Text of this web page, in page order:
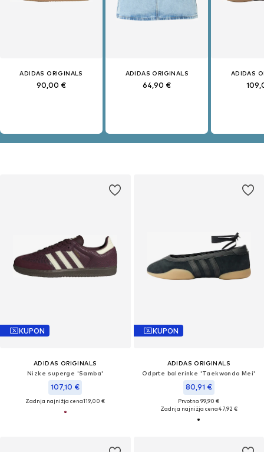
KUPON
ADIDAS ORIGINALS
Nizke superge 'Samba'
107,10 €
Zadnja najnižja cena119,00 €
KUPON
ADIDAS ORIGINALS
Odprte balerinke 'Taekwondo Mei'
80,91 €
Prvotno: 99,90 €
Zadnja najnižja cena47,92 €
ADIDAS ORIGINALS
90,00 €
ADIDAS ORIGINALS
64,90 €
ADIDAS